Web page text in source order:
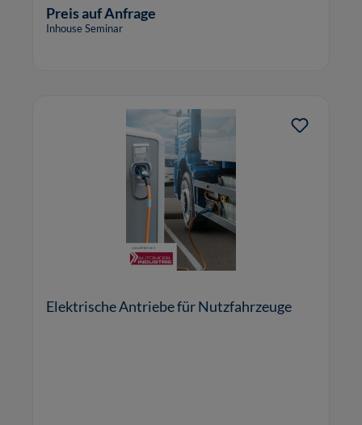
Preis auf Anfrage
Inhouse Seminar
Elektrische Antriebe für Nutzfahrzeuge